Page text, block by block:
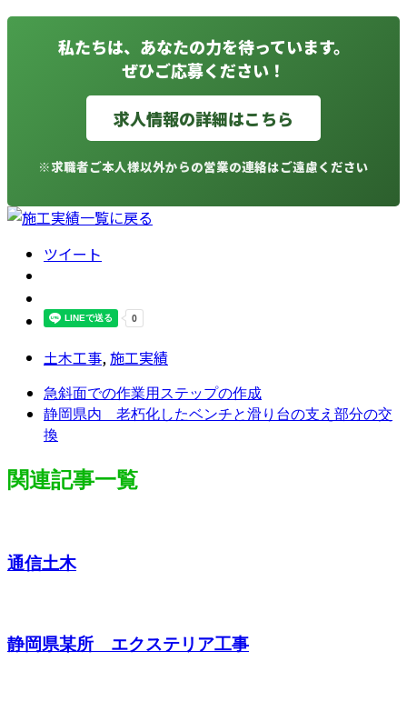
私たちは、あなたの力を待っています。
ぜひご応募ください！
求人情報の詳細はこちら
※求職者ご本人様以外からの営業の連絡はご遠慮ください
ツイート
土木工事,施工実績
急斜面での作業用ステップの作成
静岡県内 老朽化したベンチと滑り台の支え部分の交
換
関連記事一覧
通信土木
静岡県某所 エクステリア工事